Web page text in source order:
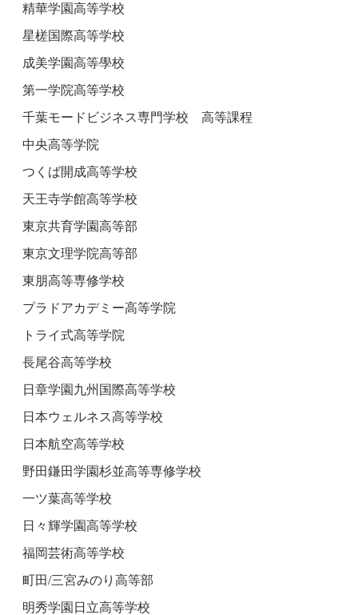
精華学園高等学校
星槎国際高等学校
成美学園高等學校
第一学院高等学校
千葉モードビジネス専門学校 高等課程
中央高等学院
つくば開成高等学校
天王寺学館高等学校
東京共育学園高等部
東京文理学院高等部
東朋高等専修学校
プラドアカデミー高等学院
トライ式高等学院
長尾谷高等学校
日章学園九州国際高等学校
日本ウェルネス高等学校
日本航空高等学校
野田鎌田学園杉並高等専修学校
一ツ葉高等学校
日々輝学園高等学校
福岡芸術高等学校
町田/三宮みのり高等部
明秀学園日立高等学校